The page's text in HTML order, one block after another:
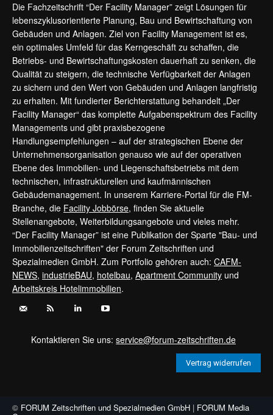
Die Fachzeitschrift “Der Facility Manager” zeigt Lösungen für
lebenszyklusorientierte Planung, Bau und Bewirtschaftung von
Gebäuden und Anlagen. Ziel von Facility Management ist es,
ein optimales Umfeld für das Kerngeschäft zu schaffen, die
Betriebs- und Bewirtschaftungskosten dauerhaft zu senken, die
Qualität zu steigern, die technische Verfügbarkeit der Anlagen
zu sichern und den Wert von Gebäuden und Anlagen langfristig
zu erhalten. Mit fundierter Berichterstattung behandelt „Der
Facility Manager“ das komplette Aufgabenspektrum des Facility
Managements und gibt praxisbezogene
Handlungsempfehlungen – auf der strategischen Ebene der
Unternehmensorganisation genauso wie auf der operativen
Ebene des Immobilien- und Liegenschaftsbetriebs mit dem
technischen, infrastrukturellen und kaufmännischen
Gebäudemanagement. In unserem Karriere-Portal für die FM-
Branche, die Facility Jobbörse, finden Sie aktuelle
Stellenangebote, Weiterbildungsangebote und vieles mehr.
“Der Facility Manager” ist eine Publikation der Sparte "Bau- und
Immobilienzeitschriften" der Forum Zeitschriften und
Spezialmedien GmbH. Zum Portfolio gehören auch: CAFM-
NEWS, industrieBAU, hotelbau, Apartment Community und
Arbeitskreis Hotelimmobilien.
Kontaktieren Sie uns:service@forum-zeitschriften.de
Vertrag widerrufen
© FORUM Zeitschriften und Spezialmedien GmbH | FORUM Media